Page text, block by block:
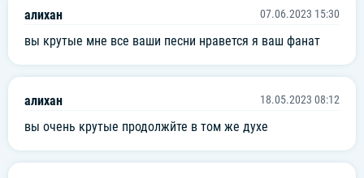
алихан 07.06.2023 15:30
вы крутые мне все ваши песни нравется я ваш фанат
алихан 18.05.2023 08:12
вы очень крутые продолжйте в том же духе